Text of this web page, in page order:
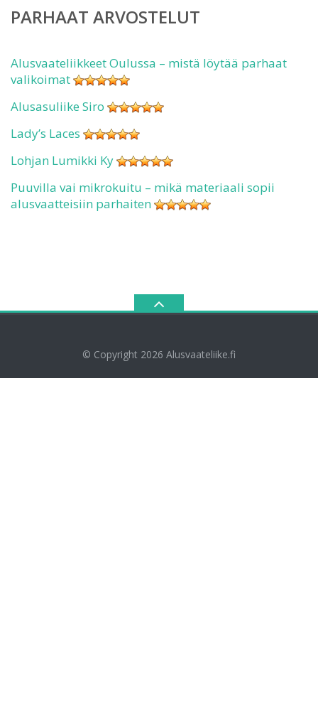
PARHAAT ARVOSTELUT
Alusvaateliikkeet Oulussa – mistä löytää parhaat
valikoimat
Alusasuliike Siro
Lady’s Laces
Lohjan Lumikki Ky
Puuvilla vai mikrokuitu – mikä materiaali sopii
alusvaatteisiin parhaiten
© Copyright 2026 Alusvaateliike.fi